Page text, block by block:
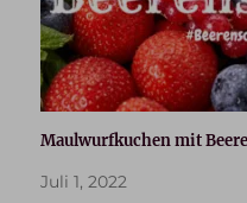
Maulwurfkuchen mit
Juli 1, 2022